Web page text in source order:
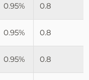
0.95% 0.8
0.95% 0.8
0.95% 0.8